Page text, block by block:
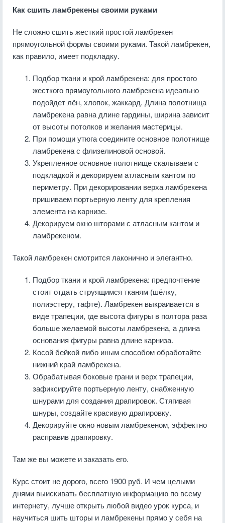
Как сшить ламбрекены своими руками
Не сложно сшить жесткий простой ламбрекен
прямоугольной формы своими руками. Такой ламбрекен,
как правило, имеет подкладку.
Подбор ткани и крой ламбрекена: для простого
жесткого прямоугольного ламбрекена идеально
подойдет лён, хлопок, жаккард. Длина полотнища
ламбрекена равна длине гардины, ширина зависит
от высоты потолков и желания мастерицы.
При помощи утюга соедините основное полотнище
ламбрекена с флизелиновой основой.
Укрепленное основное полотнище скалываем с
подкладкой и декорируем атласным кантом по
периметру. При декорировании верха ламбрекена
пришиваем портьерную ленту для крепления
элемента на карнизе.
Декорируем окно шторами с атласным кантом и
ламбрекеном.
Такой ламбрекен смотрится лаконично и элегантно.
Подбор ткани и крой ламбрекена: предпочтение
стоит отдать струящимся тканям (шёлку,
полиэстеру, тафте). Ламбрекен выкраивается в
виде трапеции, где высота фигуры в полтора раза
больше желаемой высоты ламбрекена, а длина
основания фигуры равна длине карниза.
Косой бейкой либо иным способом обработайте
нижний край ламбрекена.
Обрабатывая боковые грани и верх трапеции,
зафиксируйте портьерную ленту, снабженную
шнурами для создания драпировок. Стягивая
шнуры, создайте красивую драпировку.
Декорируйте окно новым ламбрекеном, эффектно
расправив драпировку.
Там же вы можете и заказать его.
Курс стоит не дорого, всего 1900 руб. И чем целыми
днями выискивать бесплатную информацию по всему
интернету, лучше открыть любой видео урок курса, и
научиться шить шторы и ламбрекены прямо у себя на